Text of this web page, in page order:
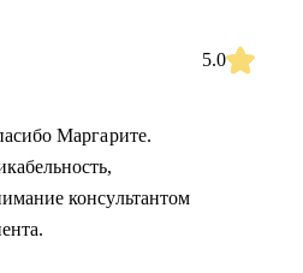
5.0
Маргарите.
консультантом